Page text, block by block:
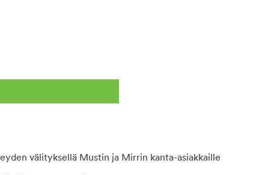
välityksellä Mustin ja Mirrin kanta-asiakkaille